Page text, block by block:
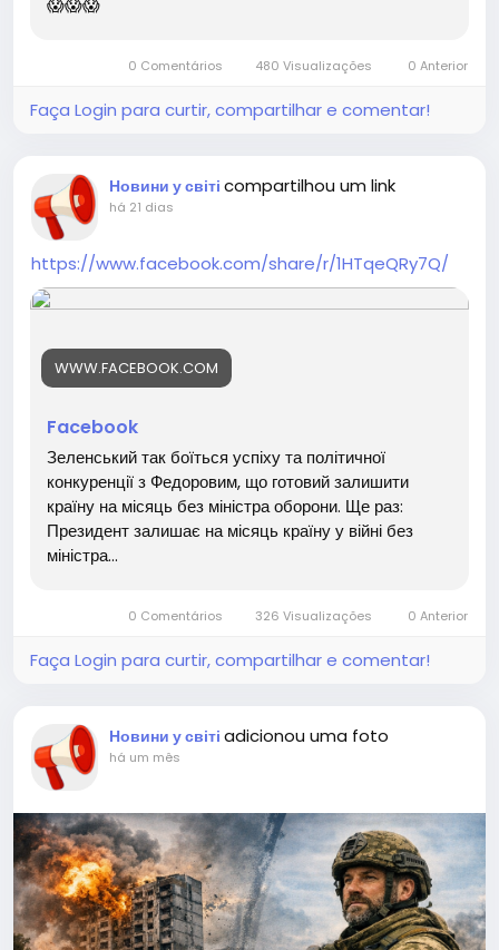
0 Comentários 480 Visualizações 0 Anterior
Faça Login para curtir, compartilhar e comentar!
Новини у світі compartilhou um link
há 21 dias
https://www.facebook.com/share/r/1HTqeQRy7Q/
WWW.FACEBOOK.COM
Facebook
Зеленський так боїться успіху та політичної
конкуренції з Федоровим, що готовий залишити
країну на місяць без міністра оборони. Ще раз:
Президент залишає на місяць країну у війні без
міністра...
0 Comentários 326 Visualizações 0 Anterior
Faça Login para curtir, compartilhar e comentar!
Новини у світі adicionou uma foto
há um mês